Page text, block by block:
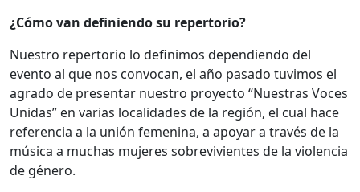
¿Cómo van definiendo su repertorio?
Nuestro repertorio lo definimos dependiendo del
evento al que nos convocan, el año pasado tuvimos el
agrado de presentar nuestro proyecto “Nuestras Voces
Unidas” en varias localidades de la región, el cual hace
referencia a la unión femenina, a apoyar a través de la
música a muchas mujeres sobrevivientes de la violencia
de género.